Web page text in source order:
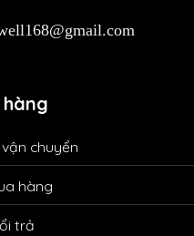
chuyển
hàng
trả